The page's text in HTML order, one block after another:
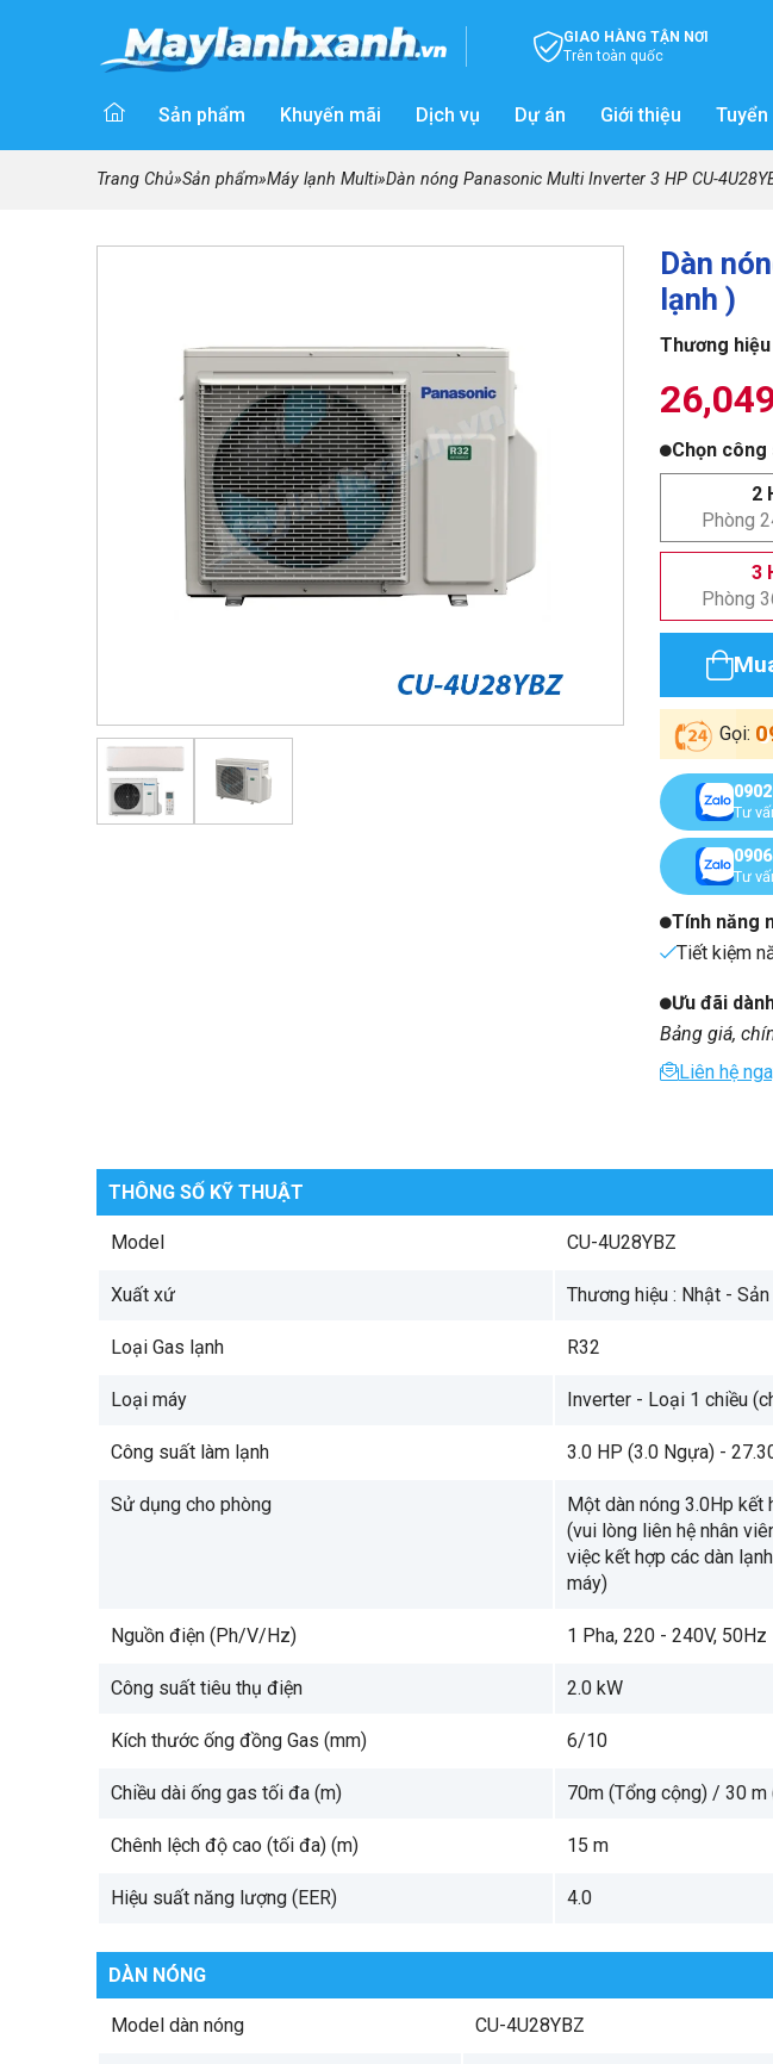
GIAO HÀNG TẬN NƠI
Trên toàn quốc
Sản phẩm Khuyến mãi Dịch vụ Dự án Giới thiệu Tuyển
Trang Chủ»Sản phẩm»Máy lạnh Multi»Dàn nóng Panasonic Multi Inverter 3 HP CU-
Dàn
lạnh )
Thương hiệu
Chọn công
2
Phòng
3
Phòng
Gọi:
Tư
Tư
Tính năng
Tiết kiệm
Ưu đãi
Bảng giá,
Liên hệ
THÔNG SỐ KỸ THUẬT
Model CU-4U28YBZ
Xuất xứ Thương hiệu : Nhật -
Loại Gas lạnh R32
Loại máy Inverter - Loại 1 chiều
Công suất làm lạnh 3.0 HP (3.0 Ngựa) -
Sử dụng cho phòng
Một dàn nóng 3.0Hp
(vui lòng liên hệ nhân
việc kết hợp các dàn
máy)
Nguồn điện (Ph/V/Hz) 1 Pha, 220 - 240V, 50Hz
Công suất tiêu thụ điện 2.0 kW
Kích thước ống đồng Gas (mm) 6/10
Chiều dài ống gas tối đa (m) 70m (Tổng cộng) / 30 m
Chênh lệch độ cao (tối đa) (m) 15 m
Hiệu suất năng lượng (EER) 4.0
DÀN NÓNG
Model dàn nóng CU-4U28YBZ